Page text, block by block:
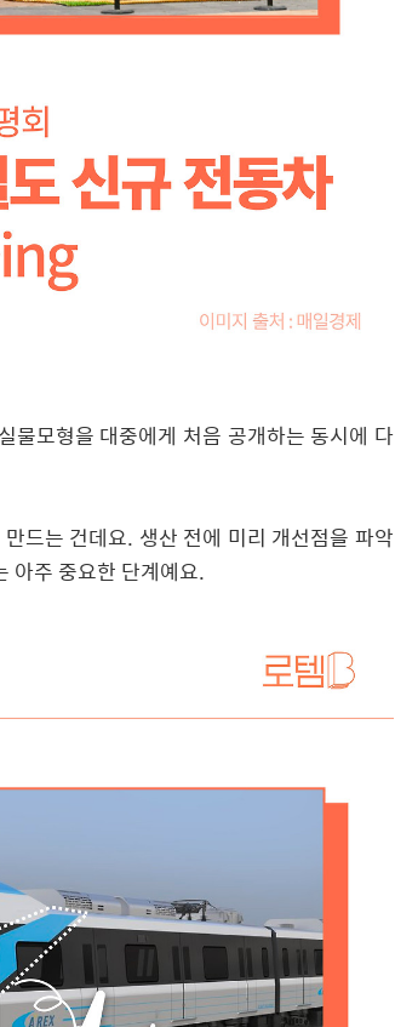
모형을 대중에게 처음 공개하는 동시에 다
드는 건데요. 생산 전에 미리 개선점을 파악
아주 중요한 단계예요.